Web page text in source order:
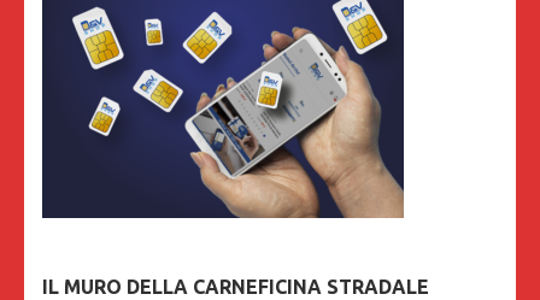
IL MURO DELLA CARNEFICINA STRADALE